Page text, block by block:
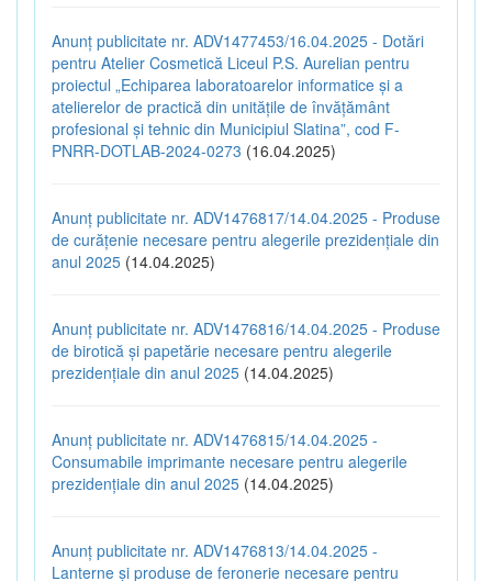
Anunț publicitate nr. ADV1477453/16.04.2025 - Dotări
pentru Atelier Cosmetică Liceul P.S. Aurelian pentru
proiectul „Echiparea laboratoarelor informatice și a
atelierelor de practică din unitățile de învățământ
profesional și tehnic din Municipiul Slatina”, cod F-
PNRR-DOTLAB-2024-0273 (16.04.2025)
Anunț publicitate nr. ADV1476817/14.04.2025 - Produse
de curățenie necesare pentru alegerile prezidențiale din
anul 2025 (14.04.2025)
Anunț publicitate nr. ADV1476816/14.04.2025 - Produse
de birotică și papetărie necesare pentru alegerile
prezidențiale din anul 2025 (14.04.2025)
Anunț publicitate nr. ADV1476815/14.04.2025 -
Consumabile imprimante necesare pentru alegerile
prezidențiale din anul 2025 (14.04.2025)
Anunț publicitate nr. ADV1476813/14.04.2025 -
Lanterne și produse de feronerie necesare pentru